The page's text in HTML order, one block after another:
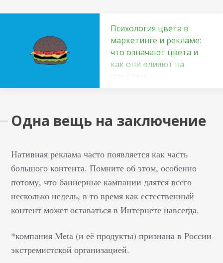
Психология цвета в
маркетинге и рекламе:
что означают цвета и
как они влияют на
продажи
Потому что он
от текста. Он кажется
приятным или
неприятным,
раздражает,
успокаивает или
рабочий лад. В общем
– мгновенно вызывает
Одна вещь на заключение
Нативная реклама часто появляется как часть
большого контента. Помните об этом, особенно
потому, что баннерные кампании длятся всего
несколько недель, в то время как естественный
контент может оставаться в Интернете навсегда.
*компания Meta (и её продукты) признана в России
экстремистской организацией.